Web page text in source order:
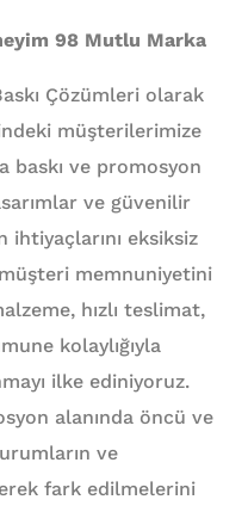
98 Mutlu Marka
Çözümleri olarak
müşterilerimize
baskı ve promosyon
ve güvenilir
ihtiyaçlarını eksiksiz
memnuniyetini
hızlı teslimat,
kolaylığıyla
ilke ediniyoruz.
alanında öncü ve
ve
fark edilmelerini